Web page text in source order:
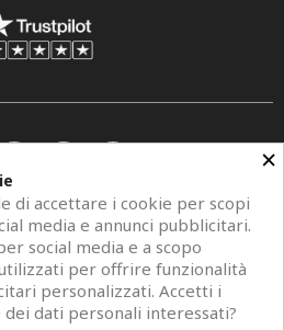
Mestre (Venezia) P.IVA 04962320273.
×
di accettare i cookie per scopi
media e annunci pubblicitari.
social media e a scopo
per offrire funzionalità
personalizzati. Accetti i
dati personali interessati?